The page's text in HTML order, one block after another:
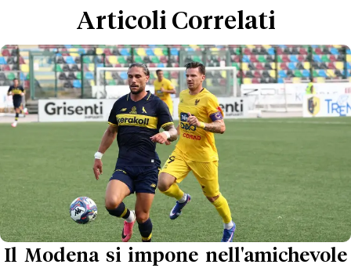
Articoli Correlati
Il Modena si impone nell'amichevole